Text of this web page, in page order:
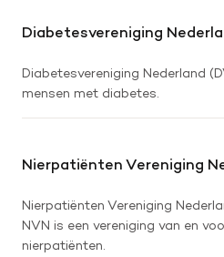
Diabetesvereniging
Diabetesvereniging Nederland
mensen met diabetes.
Nierpatiënten Vereniging
Nierpatiënten Vereniging
NVN is een vereniging van en
nierpatiënten.